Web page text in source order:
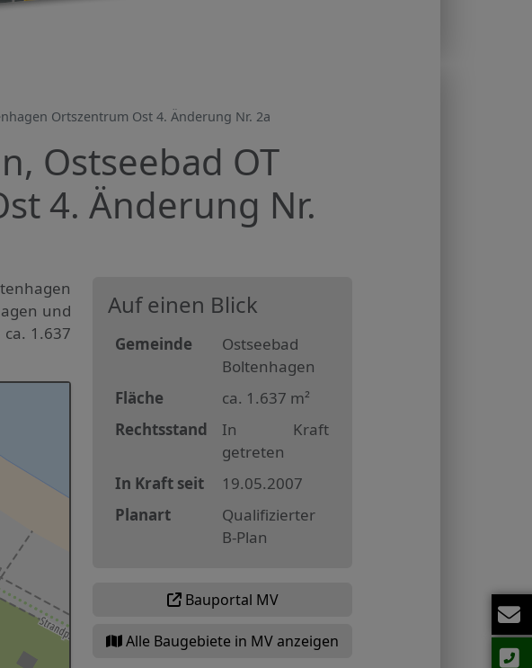
Ortszentrum Ost 4. Änderung Nr. 2a
Ostseebad OT
4. Änderung Nr.
und
1.637
Auf einen Blick
Gemeinde
Ostseebad
Boltenhagen
Fläche
ca. 1.637 m²
Rechtsstand
In Kraft
getreten
In Kraft seit
19.05.2007
Planart
Qualifizierter
B-Plan
Bauportal MV
Alle Baugebiete in MV anzeigen